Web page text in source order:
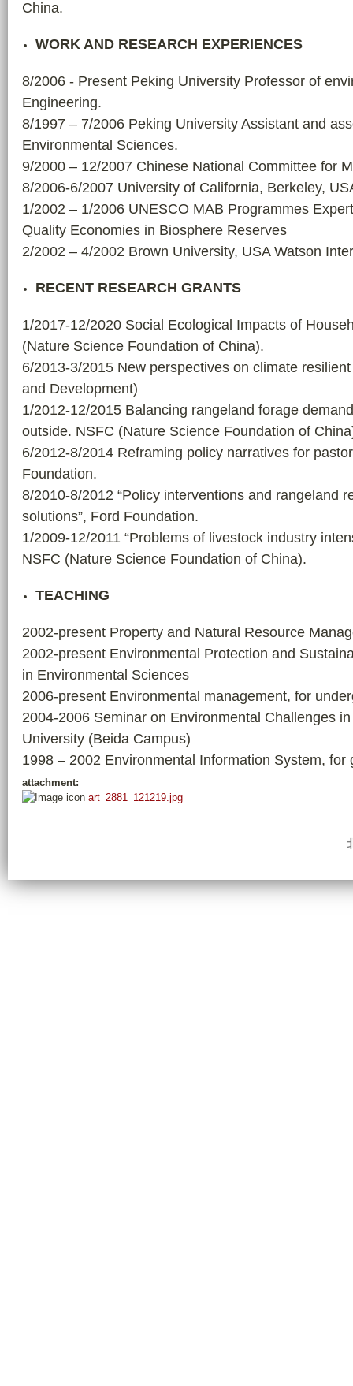
China.
WORK AND RESEARCH EXPERIENCES
8/2006 - Present Peking University Professor of
Engineering.
8/1997 – 7/2006 Peking University Assistant and
Environmental Sciences.
9/2000 – 12/2007 Chinese National Committee for
8/2006-6/2007 University of California, Berkeley,
1/2002 – 1/2006 UNESCO MAB Programmes
Quality Economies in Biosphere Reserves
2/2002 – 4/2002 Brown University, USA Watson
RECENT RESEARCH GRANTS
1/2017-12/2020 Social Ecological Impacts of
(Nature Science Foundation of China).
6/2013-3/2015 New perspectives on climate
and Development)
1/2012-12/2015 Balancing rangeland forage
outside. NSFC (Nature Science Foundation of
6/2012-8/2014 Reframing policy narratives for
Foundation.
8/2010-8/2012 “Policy interventions and rangeland
solutions”, Ford Foundation.
1/2009-12/2011 “Problems of livestock industry
NSFC (Nature Science Foundation of China).
TEACHING
2002-present Property and Natural Resource
2002-present Environmental Protection and
in Environmental Sciences
2006-present Environmental management, for
2004-2006 Seminar on Environmental Challenges
University (Beida Campus)
1998 – 2002 Environmental Information System, for
attachment:
art_2881_121219.jpg